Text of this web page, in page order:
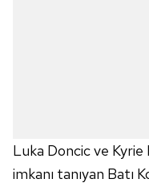
Luka Doncic ve Kyrie
imkanı tanıyan Batı